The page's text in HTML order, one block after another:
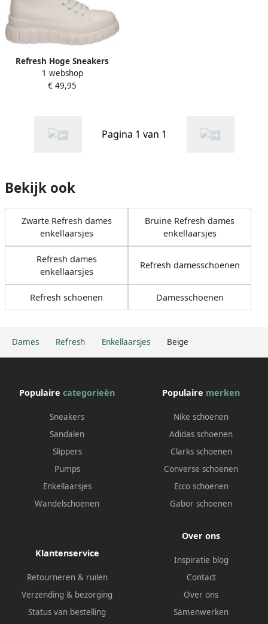
Dames Refresh Enkellaarsjes Beige
Refresh Hoge Sneakers
172359
1 webshop
€ 49,95
Pagina 1 van 1
Bekijk ook
Zwarte Refresh dames
enkellaarsjes
Bruine Refresh dames
enkellaarsjes
Refresh dames
enkellaarsjes
Refresh damesschoenen
Refresh schoenen Damesschoenen
Populaire categorieën
Sneakers
Sandalen
Slippers
Pumps
Enkellaarsjes
Wandelschoenen
Populaire merken
Nike schoenen
Adidas schoenen
Clarks schoenen
Converse schoenen
Ecco schoenen
Gabor schoenen
Klantenservice
Retourneren & ruilen
Verzending & bezorging
Status van bestelling
Over ons
Inspiratie blog
Contact
Over ons
Samenwerken